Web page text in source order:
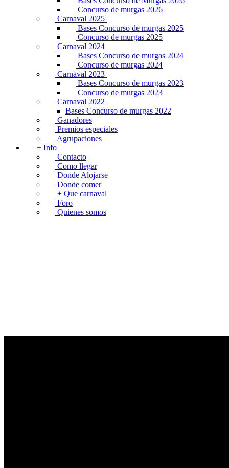
Concurso de murgas 2026
Carnaval 2025
Bases Concurso de murgas 2025
Concurso de murgas 2025
Carnaval 2024
Bases Concurso de murgas 2024
Concurso de murgas 2024
Carnaval 2023
Bases Concurso de murgas 2023
Concurso de murgas 2023
Carnaval 2022
Bases Concurso de murgas 2022
Ganadores
Premios especiales
Agrupaciones
+ Info
Contacto
Como llegar
Donde Alojarse
Donde comer
+ Que carnaval
Foro
Quienes somos